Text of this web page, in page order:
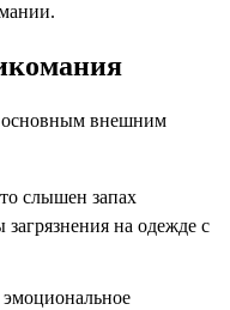
основным внешним
слышен запах
загрязнения на одежде с
эмоциональное